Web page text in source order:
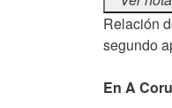
Relación
segundo
En A